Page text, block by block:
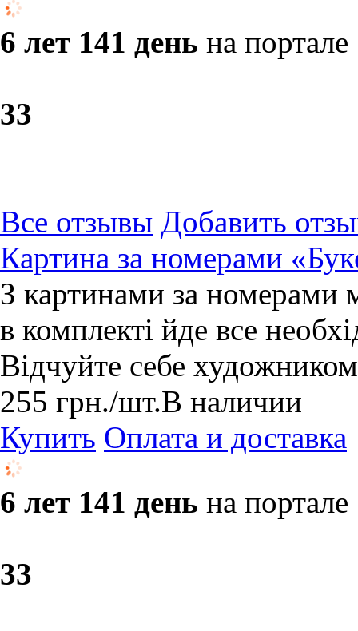
6 лет 141 день на портале
33
Все отзывы Добавить
Картина за номерами
З картинами за номерами
в комплекті йде все
Відчуйте себе
255 грн./шт.В наличии
Купить Оплата и доставка
6 лет 141 день на портале
33